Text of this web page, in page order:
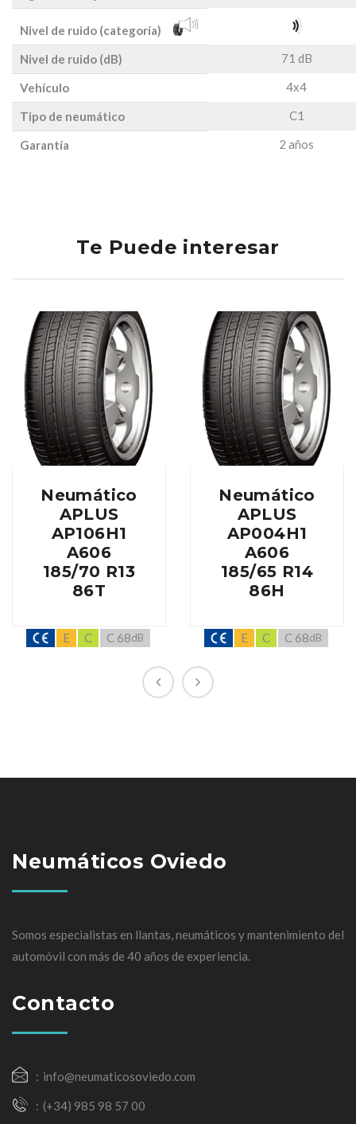
Nivel de ruido (categoría)
Nivel de ruido (dB)
71 dB
Vehículo 4x4
Tipo de neumático C1
Garantía 2 años
Te Puede interesar
Neumático
APLUS
AP106H1
A606
185/70 R13
86T
E C C 68dB
Neumático
APLUS
AP004H1
A606
185/65 R14
86H
E C C 68dB
Neumáticos Oviedo
Somos especialistas en llantas, neumáticos y mantenimiento del
automóvil con más de 40 años de experiencia.
Contacto
info@neumaticosoviedo.com
(+34) 985 98 57 00